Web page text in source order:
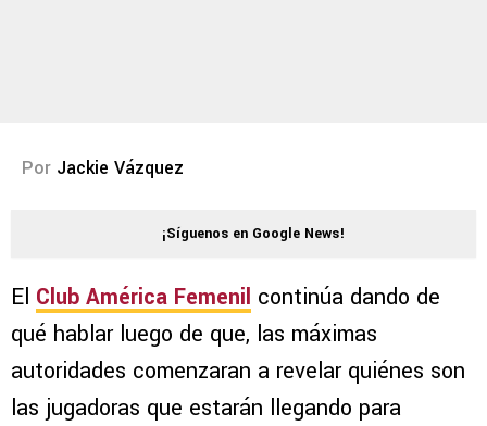
Por Jackie Vázquez
¡Síguenos en Google News!
El Club América Femenil continúa dando de
qué hablar luego de que, las máximas
autoridades comenzaran a revelar quiénes son
las jugadoras que estarán llegando para